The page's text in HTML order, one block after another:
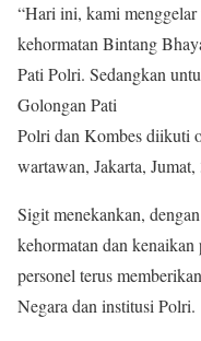
“Hari ini, kami menggelar
kehormatan Bintang
Pati Polri. Sedangkan
Golongan Pati
Polri dan Kombes diikuti
wartawan, Jakarta,
Sigit menekankan,
kehormatan dan
personel terus
Negara dan institusi Polri.